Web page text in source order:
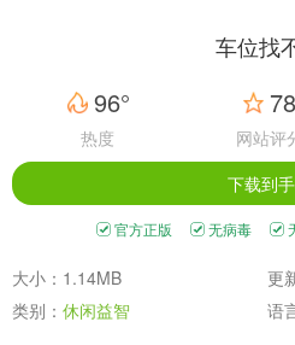
车位找
96°
热度
78
网站评
下载到
官方正版 无病毒
大小：1.14MB
更
类别： 休闲益智 语